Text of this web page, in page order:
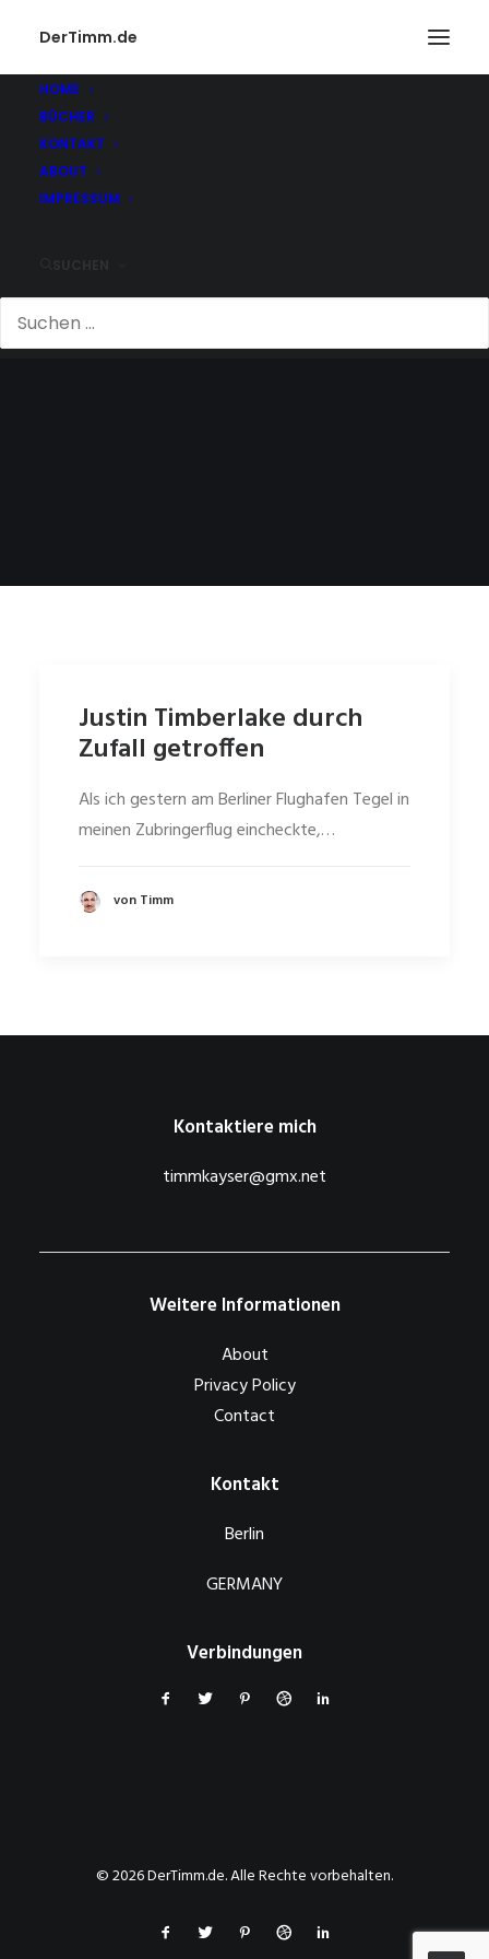
DerTimm.de
HOME
BÜCHER
KONTAKT
ABOUT
IMPRESSUM
Justin Timberlake durch
Zufall getroffen
Als ich gestern am Berliner Flughafen Tegel in
meinen Zubringerflug eincheckte,…
von Timm
Kontaktiere mich
timmkayser@gmx.net
Weitere Informationen
About
Privacy Policy
Contact
Kontakt
Berlin
GERMANY
Verbindungen
© 2026 DerTimm.de. Alle Rechte vorbehalten.